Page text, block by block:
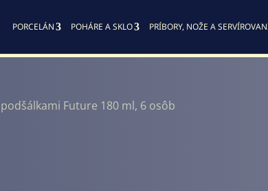
PORCELÁN POHÁRE A SKLO PRÍBORY, NOŽE A
Future 180 ml, 6 osôb